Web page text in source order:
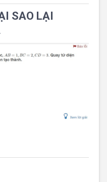
SAO LẠI